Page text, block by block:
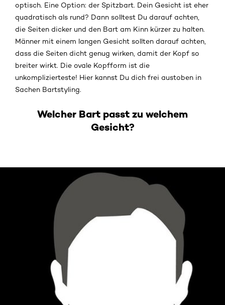
optisch. Eine Option: der Spitzbart. Dein Gesicht ist eher
quadratisch als rund? Dann solltest Du darauf achten,
die Seiten dicker und den Bart am Kinn kürzer zu halten.
Männer mit einem langen Gesicht sollten darauf achten,
dass die Seiten dicht genug wirken, damit der Kopf so
breiter wirkt. Die ovale Kopfform ist die
unkomplizierteste! Hier kannst Du dich frei austoben in
Sachen Bartstyling.
Welcher Bart passt zu welchem
Gesicht?